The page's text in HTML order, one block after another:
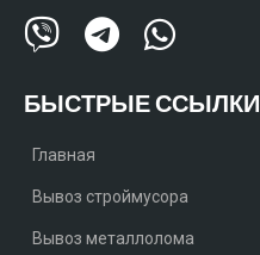
БЫСТРЫЕ ССЫЛКИ
Главная
Вывоз строймусора
Вывоз металлолома